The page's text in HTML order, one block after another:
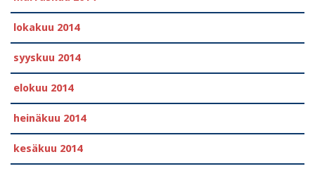
lokakuu 2014
syyskuu 2014
elokuu 2014
heinäkuu 2014
kesäkuu 2014